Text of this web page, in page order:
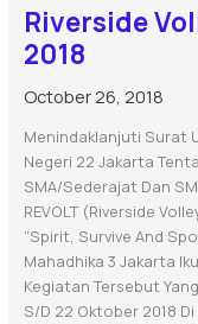
Riverside
2018
October 26, 2018
Menindaklanjuti Surat
Negeri 22 Jakarta
SMA/sederajat Dan
REVOLT (Riverside
“Spirit, Survive And
Mahadhika 3 Jakarta
Kegiatan Tersebut
S/d 22 Oktober 2018